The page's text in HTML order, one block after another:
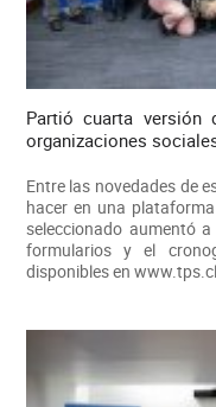
Partió cuarta versión
organizaciones
Entre las novedades de
hacer en una
seleccionado aumentó
formularios y el
disponibles en